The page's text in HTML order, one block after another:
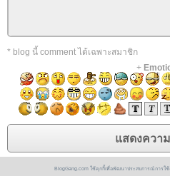
* blog นี้ comment ได้เฉพาะสมาชิก
+
BlogGang.com ใช้คุกกี้เพื่อพัฒนาประสบการณ์การใ